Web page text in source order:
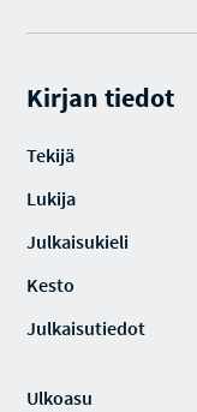
Kirjan tiedot
Tekijä
Lukija
Julkaisukieli
Kesto
Julkaisutiedot
Ulkoasu